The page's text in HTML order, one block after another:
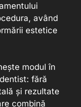
având
estetice
modul în
fără
și rezultate
combină